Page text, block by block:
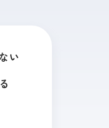
い